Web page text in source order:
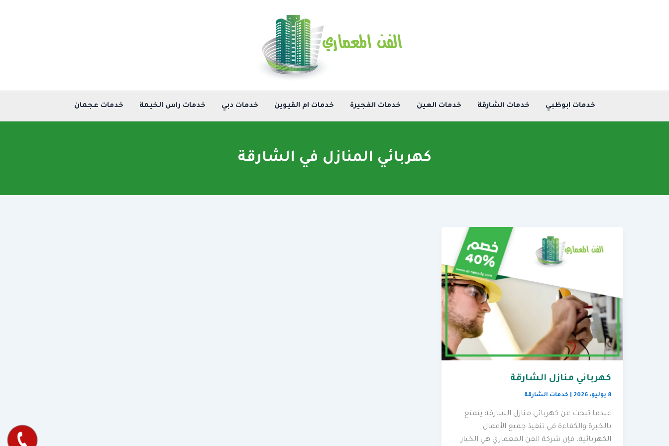
خدمات ابوظبي خدمات الشارقة خدمات العين خدمات الفجيرة خدمات ام القيوين خدمات دبي خدمات راس الخيمة خدمات عجمان
كهربائي المنازل في الشارقة
كهربائي منازل الشارقة
8 يوليو، 2026 خدمات الشارقة
عندما تبحث عن كهربائي منازل الشارقة يتمتع
بالخبرة والكفاءة في تنفيذ جميع الأعمال
الكهربائية، فإن شركة الفن المعماري هي الخيار